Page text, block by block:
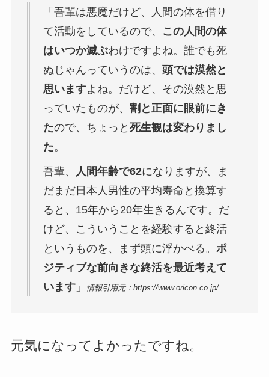
「吾輩は悪魔だけど、人間の体を借り
て活動をしているので、
この人間の体
はいつか滅ぶわけですよね。誰でも死
ぬじゃんっていうのは、 頭では漠然と
思いますよね。だけど、その漠然と思
っていたものが、 割と正面に眼前にき
たので、ちょっと 死生観は変わりまし
た。
吾輩、 人間年齢で62になりますが、ま
だまだ日本人男性の平均寿命と換算す
ると、15年から20年生きるんです。だ
けど、こういうことを経験すると終活
というものを、まず頭に浮かべる。 ポ
ジティブな前向きな終活を最近考えて
います」 情報引用元：https://www.oricon.co.jp/
元気になってよかったですね。